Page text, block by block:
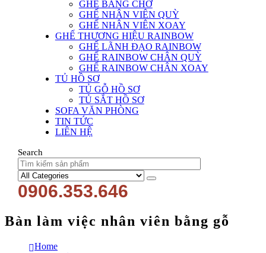
GHẾ BĂNG CHỜ
GHẾ NHÂN VIÊN QUỲ
GHẾ NHÂN VIÊN XOAY
GHẾ THƯƠNG HIỆU RAINBOW
GHẾ LÃNH ĐẠO RAINBOW
GHẾ RAINBOW CHÂN QUỲ
GHẾ RAINBOW CHÂN XOAY
TỦ HỒ SƠ
TỦ GỖ HỒ SƠ
TỦ SẮT HỒ SƠ
SOFA VĂN PHÒNG
TIN TỨC
LIÊN HỆ
Search
0906.353.646
Bàn làm việc nhân viên bằng gỗ
Home